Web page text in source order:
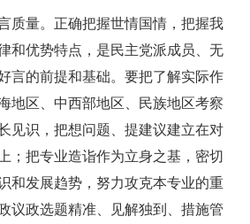
量。正确把握世情国情，把握我
和优势特点，是民主党派成员、无
言的前提和基础。要把了解实际作
地区、中西部地区、民族地区考察
见识，把想问题、提建议建立在对
；把专业造诣作为立身之基，密切
和发展趋势，努力攻克本专业的重
议政选题精准、见解独到、措施管